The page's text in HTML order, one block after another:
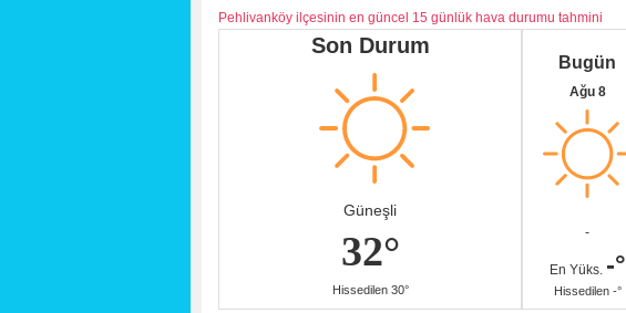
Pehlivanköy ilçesinin en güncel 15 günlük hava durumu tahmini
Son Durum
Güneşli
32°
Hissedilen 30°
Bugün
Ağu 8
-
En Yüks. -°
Hissedilen -°